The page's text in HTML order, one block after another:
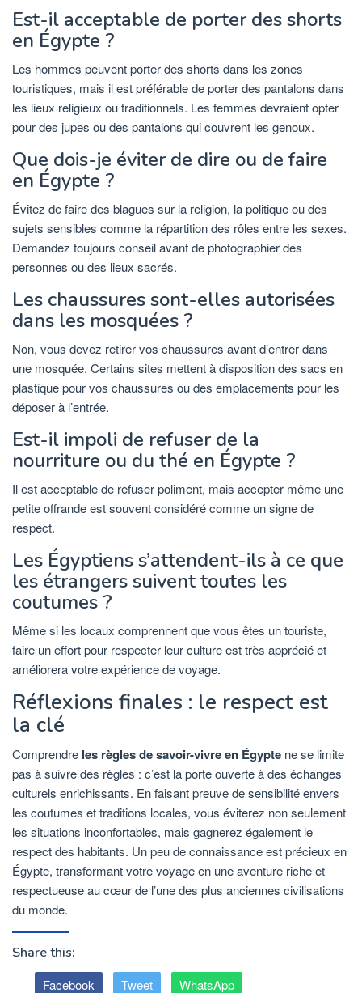
Est-il acceptable de porter des shorts
en Égypte ?
Les hommes peuvent porter des shorts dans les zones
touristiques, mais il est préférable de porter des pantalons dans
les lieux religieux ou traditionnels. Les femmes devraient opter
pour des jupes ou des pantalons qui couvrent les genoux.
Que dois-je éviter de dire ou de faire
en Égypte ?
Évitez de faire des blagues sur la religion, la politique ou des
sujets sensibles comme la répartition des rôles entre les sexes.
Demandez toujours conseil avant de photographier des
personnes ou des lieux sacrés.
Les chaussures sont-elles autorisées
dans les mosquées ?
Non, vous devez retirer vos chaussures avant d’entrer dans
une mosquée. Certains sites mettent à disposition des sacs en
plastique pour vos chaussures ou des emplacements pour les
déposer à l’entrée.
Est-il impoli de refuser de la
nourriture ou du thé en Égypte ?
Il est acceptable de refuser poliment, mais accepter même une
petite offrande est souvent considéré comme un signe de
respect.
Les Égyptiens s’attendent-ils à ce que
les étrangers suivent toutes les
coutumes ?
Même si les locaux comprennent que vous êtes un touriste,
faire un effort pour respecter leur culture est très apprécié et
améliorera votre expérience de voyage.
Réflexions finales : le respect est
la clé
Comprendre les règles de savoir-vivre en Égypte ne se limite
pas à suivre des règles : c’est la porte ouverte à des échanges
culturels enrichissants. En faisant preuve de sensibilité envers
les coutumes et traditions locales, vous éviterez non seulement
les situations inconfortables, mais gagnerez également le
respect des habitants. Un peu de connaissance est précieux en
Égypte, transformant votre voyage en une aventure riche et
respectueuse au cœur de l’une des plus anciennes civilisations
du monde.
Share this:
Facebook Tweet WhatsApp